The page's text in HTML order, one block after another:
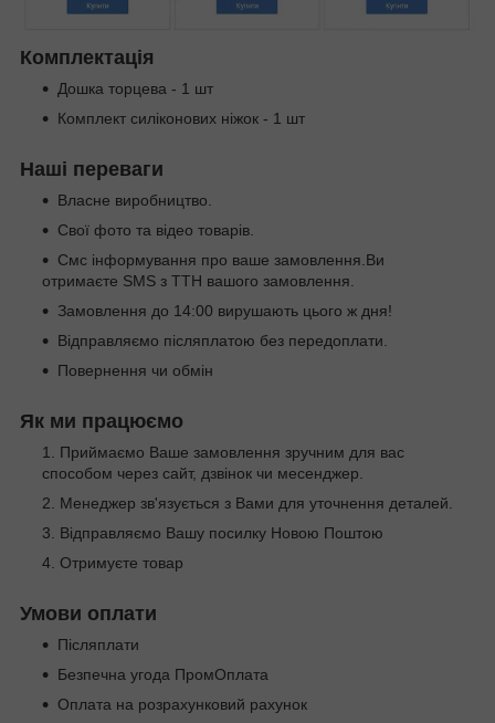
Комплектація
Дошка торцева - 1 шт
Комплект силіконових ніжок - 1 шт
Наші переваги
Власне виробництво.
Свої фото та відео товарів.
Смс інформування про ваше замовлення.Ви
отримаєте SMS з ТТН вашого замовлення.
Замовлення до 14:00 вирушають цього ж дня!
Відправляємо післяплатою без передоплати.
Повернення чи обмін
Як ми працюємо
Приймаємо Ваше замовлення зручним для вас
способом через сайт, дзвінок чи месенджер.
Менеджер зв'язується з Вами для уточнення деталей.
Відправляємо Вашу посилку Новою Поштою
Отримуєте товар
Умови оплати
Післяплати
Безпечна угода ПромОплата
Оплата на розрахунковий рахунок